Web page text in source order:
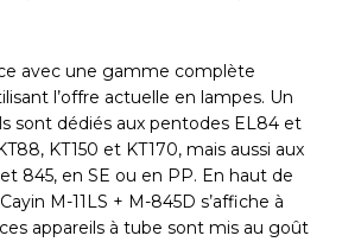
avec une gamme complète
l’offre actuelle en lampes. Un
sont dédiés aux pentodes EL84 et
KT150 et KT170, mais aussi aux
845, en SE ou en PP. En haut de
M-11LS + M-845D s’affiche à
appareils à tube sont mis au goût